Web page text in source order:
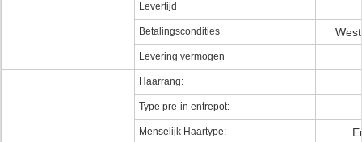
Levertijd
Betalingscondities
Levering vermogen
Haarrang:
Type pre-in entrepot:
Menselijk Haartype: